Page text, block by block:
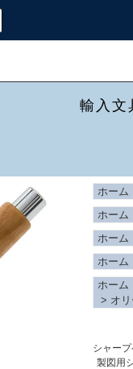
輸入文
ホーム
ホーム
ホーム
ホーム
ホーム
> オ
シャー
製図用